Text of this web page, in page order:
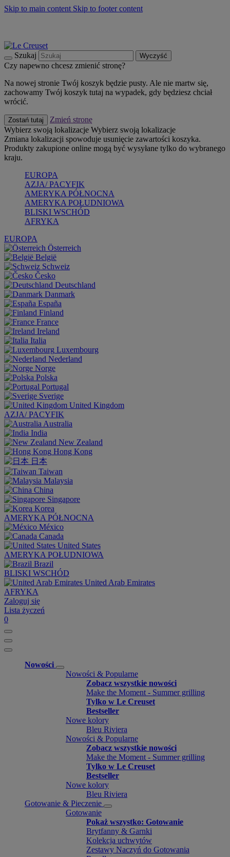
Skip to main content Skip to footer content
Szukaj Wyczyść
Czy napewno chcesz zmienić stronę?
Na nowej stronie Twój koszyk będzie pusty. Ale nie martw się,
zachowamy Twój koszyk tutaj na wypadek, gdy będziesz chciał
wrócić.
Zostań tutaj
Zmień stronę
Wybierz swoją lokalizacje Wybierz swoją lokalizacje
Zmiana lokalizacji spowoduje usunięcie zawartości koszyka.
Produkty zakupione online mogą być wysyłane tylko do wybranego
kraju.
EUROPA
AZJA/ PACYFIK
AMERYKA PÓŁNOCNA
AMERYKA POŁUDNIOWA
BLISKI WSCHÓD
AFRYKA
EUROPA
Österreich
België
Schweiz
Česko
Deutschland
Danmark
España
Finland
France
Ireland
Italia
Luxembourg
Nederland
Norge
Polska
Portugal
Sverige
United Kingdom
AZJA/ PACYFIK
Australia
India
New Zealand
Hong Kong
日本
Taiwan
Malaysia
China
Singapore
Korea
AMERYKA PÓŁNOCNA
México
Canada
United States
AMERYKA POŁUDNIOWA
Brazil
BLISKI WSCHÓD
United Arab Emirates
AFRYKA
Zaloguj się
Lista życzeń
0
Nowości
Nowości & Popularne
Zobacz wszystkie nowości
Make the Moment - Summer grilling
Tylko w Le Creuset
Bestseller
Nowe kolory
Bleu Riviera
Nowości & Popularne
Zobacz wszystkie nowości
Make the Moment - Summer grilling
Tylko w Le Creuset
Bestseller
Nowe kolory
Bleu Riviera
Gotowanie & Pieczenie
Gotowanie
Pokaż wszystko: Gotowanie
Brytfanny & Garnki
Kolekcja uchwytów
Zestawy Naczyń do Gotowania